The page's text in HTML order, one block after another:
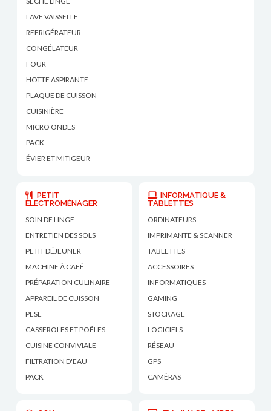
LAVE VAISSELLE
REFRIGÉRATEUR
CONGÉLATEUR
FOUR
HOTTE ASPIRANTE
PLAQUE DE CUISSON
CUISINIÈRE
MICRO ONDES
PACK
ÉVIER ET MITIGEUR
PETIT
ÉLECTROMÉNAGER
SOIN DE LINGE
ENTRETIEN DES SOLS
PETIT DÉJEUNER
MACHINE À CAFÉ
PRÉPARATION CULINAIRE
APPAREIL DE CUISSON
PESE
CASSEROLES ET POÊLES
CUISINE CONVIVIALE
FILTRATION D'EAU
PACK
INFORMATIQUE &
TABLETTES
ORDINATEURS
IMPRIMANTE & SCANNER
TABLETTES
ACCESSOIRES
INFORMATIQUES
GAMING
STOCKAGE
LOGICIELS
RÉSEAU
GPS
CAMÉRAS